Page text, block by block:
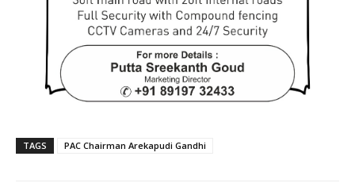
TAGS PAC Chairman Arekapudi Gandhi